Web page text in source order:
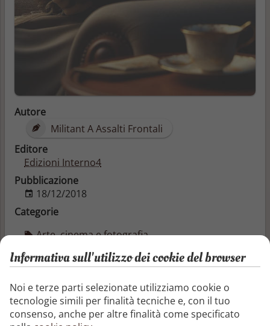
Autore
Militant A Assalti Frontali
Editore
Edizioni Interno4
Pubblicazione
18/12/2018
Categorie
Arte, cinema e fotografia
Musica
«Militant A degli Assalti Frontali è uno dei pionieri
dell'hip hop italiano, e in questo libro racconta una
parte della sua storia, quella legata ai viaggi,
Informativa sull'utilizzo dei cookie del browser
Noi e terze parti selezionate utilizziamo cookie o
tecnologie simili per finalità tecniche e, con il tuo
consenso, anche per altre finalità come specificato